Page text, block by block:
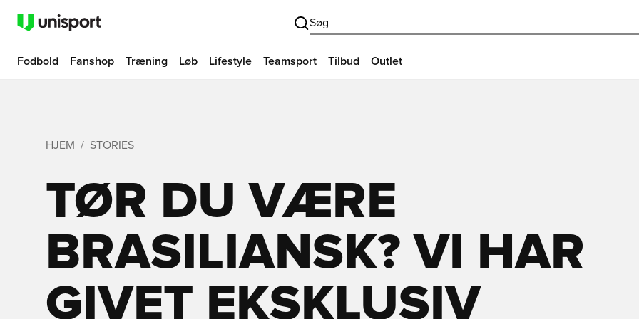
Søg
Fodbold Fanshop Træning Løb Lifestyle Teamsport Tilbud Outlet
HJEM STORIES
TØR DU VÆRE
BRASILIANSK? VI HAR
GIVET EKSKLUSIV